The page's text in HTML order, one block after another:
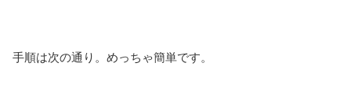
手順は次の通り。めっちゃ簡単です。